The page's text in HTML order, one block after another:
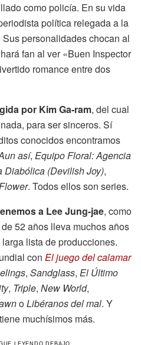
como policía. En su vida
política relegada a la
personalidades chocan al
fan al ver «Buen Inspector
romance entre dos
por Kim Ga-ram, del cual
para ser sinceros. Sí
conocidos encontramos
así, Equipo Floral: Agencia
Diabólica (Devilish Joy),
. Todos ellos son series.
a Lee Jung-jae, como
52 años lleva muchos años
lista de producciones.
con El juego del calamar
, Sandglass, El Último
, Triple, New World,
oLibéranos del mal. Y
muchísimos más.